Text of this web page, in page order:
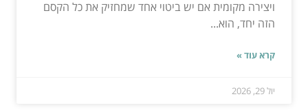
ויצירה מקומית אם יש ביטוי אחד שמחזיק את כל הקסם
הזה יחד, הוא...
קרא עוד »
יול 29, 2026